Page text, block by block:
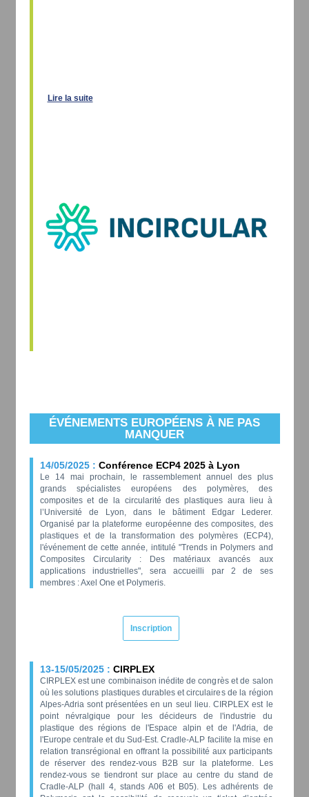
Lire la suite
ÉVÉNEMENTS EUROPÉENS À NE PAS
MANQUER
14/05/2025 : Conférence ECP4 2025 à Lyon
Le 14 mai prochain, le rassemblement annuel des plus
grands spécialistes européens des polymères, des
composites et de la circularité des plastiques aura lieu à
l’Université de Lyon, dans le bâtiment Edgar Lederer.
Organisé par la plateforme européenne des composites, des
plastiques et de la transformation des polymères (ECP4),
l'événement de cette année, intitulé "Trends in Polymers and
Composites Circularity : Des matériaux avancés aux
applications industrielles", sera accueilli par 2 de ses
membres : Axel One et Polymeris.
Inscription
13-15/05/2025 : CIRPLEX
CIRPLEX est une combinaison inédite de congrès et de salon
où les solutions plastiques durables et circulaires de la région
Alpes-Adria sont présentées en un seul lieu. CIRPLEX est le
point névralgique pour les décideurs de l'industrie du
plastique des régions de l'Espace alpin et de l'Adria, de
l'Europe centrale et du Sud-Est. Cradle-ALP facilite la mise en
relation transrégional en offrant la possibilité aux participants
de réserver des rendez-vous B2B sur la plateforme. Les
rendez-vous se tiendront sur place au centre du stand de
Cradle-ALP (hall 4, stands A06 et B05). Les adhérents de